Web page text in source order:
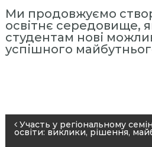
Ми продовжуємо
освітнє середовище,
студентам нові
успішного
Н
а
Участь у регіональному
освіти: виклики, рішення,